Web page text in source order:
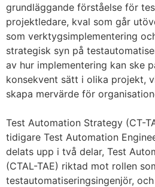
grundläggande förståelse för
projektledare, kval som går
som verktygsimplementering
strategisk syn på
av hur implementering kan ske
konsekvent sätt i olika projekt,
skapa mervärde för
Test Automation Strategy (CT-
tidigare Test Automation
delats upp i två delar, Test
(CTAL-TAE) riktad mot rollen
testautomatiseringsingenjör,